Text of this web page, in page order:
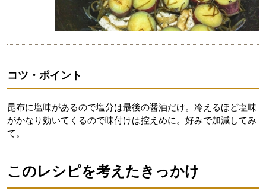
コツ・ポイント
昆布に塩味があるので塩分は最後の醤油だけ。冷えるほど塩味
がかなり効いてくるので味付けは控えめに。好みで加減してみ
て。
このレシピを考えたきっかけ